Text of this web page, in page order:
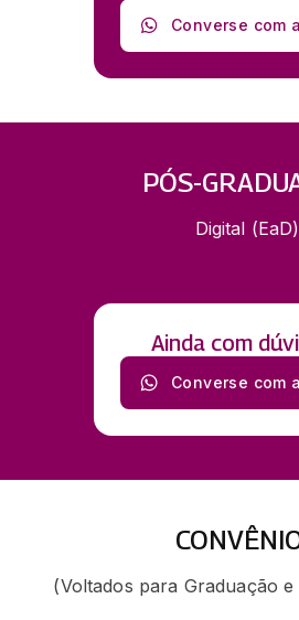
Converse com
PÓS-
Digital (EaD)
Ainda com
Converse com
(Voltados para Graduação